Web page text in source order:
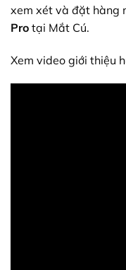
xem xét và đặt hàng
Pro tại Mắt Cú.
Xem video giới thiệu